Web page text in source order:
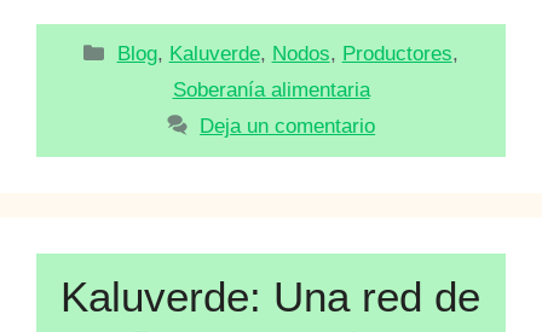
Categorías
Blog, Kaluverde, Nodos, Productores,
Soberanía alimentaria
Deja un comentario
Kaluverde: Una red de